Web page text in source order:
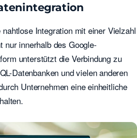
Integration mit einer Vielzahl
nur innerhalb des Google-
unterstützt die Verbindung zu
Datenbanken und vielen anderen
Unternehmen eine einheitliche